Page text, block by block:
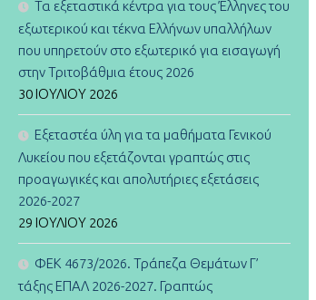
Τα εξεταστικά κέντρα για τους Έλληνες του
εξωτερικού και τέκνα Ελλήνων υπαλλήλων
που υπηρετούν στο εξωτερικό για εισαγωγή
στην Τριτοβάθμια έτους 2026
30 ΙΟΥΛΊΟΥ 2026
Εξεταστέα ύλη για τα μαθήματα Γενικού
Λυκείου που εξετάζονται γραπτώς στις
προαγωγικές και απολυτήριες εξετάσεις
2026-2027
29 ΙΟΥΛΊΟΥ 2026
ΦΕΚ 4673/2026. Τράπεζα Θεμάτων Γ’
τάξης ΕΠΑΛ 2026-2027. Γραπτώς